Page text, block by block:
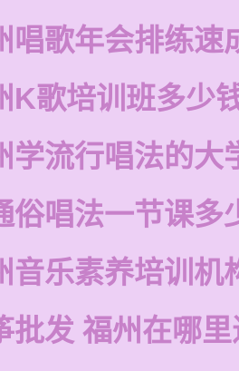
唱歌年会排练速
K歌培训班多少
学流行唱法的大
俗唱法一节课多
音乐素养培训机
批发 福州在哪